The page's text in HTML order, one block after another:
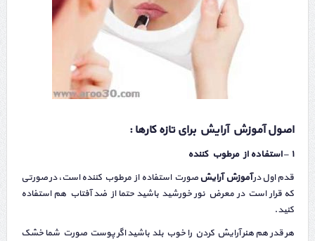
اصول آموزش آرایش برای تازه کارها :
۱ – استفاده از مرطوب کننده
قدم اول درآموزش آرایش صورت استفاده از مرطوب کننده است، در صورتی
که قرار است در معرض نور خورشید باشید حتما از ضد آفتاب هم استفاده
کنید.
هر قدر هم هنر آرایش کردن را خوب بلد باشید اگر پوست صورت شما خشک